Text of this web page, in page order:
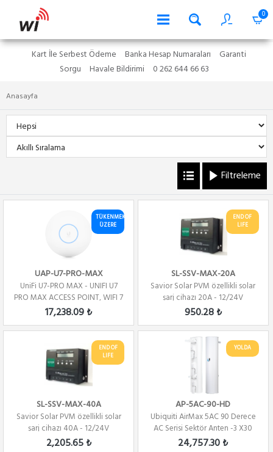
0
Kart İle Serbest Ödeme Banka Hesap Numaraları
Garanti
Sorgu
Havale Bildirimi 0 262 644 66 63
Anasayfa
Filtreleme
TÜKENMEK
ÜZERE
UAP-U7-PRO-MAX
UniFi U7-PRO MAX - UNIFI U7
PRO MAX ACCESS POINT, WIFI 7
17,238.09 ₺
END OF
LIFE
SL-SSV-MAX-20A
Savior Solar PVM özellikli solar
şarj cihazı 20A - 12/24V
950.28 ₺
END OF
LIFE
SL-SSV-MAX-40A
Savior Solar PVM özellikli solar
şarj cihazı 40A - 12/24V
2,205.65 ₺
YOLDA
AP-5AC-90-HD
Ubiquiti AirMax 5AC 90 Derece
AC Serisi Sektör Anten -3 X30
DERECE
24,757.30 ₺